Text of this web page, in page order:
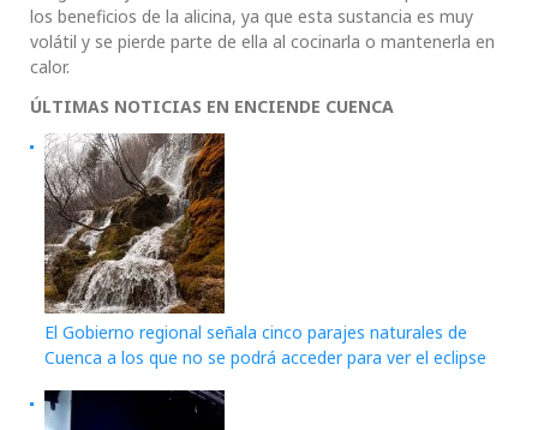
los beneficios de la alicina, ya que esta sustancia es muy
volátil y se pierde parte de ella al cocinarla o mantenerla en
calor.
ÚLTIMAS NOTICIAS EN ENCIENDE CUENCA
El Gobierno regional señala cinco parajes naturales de
Cuenca a los que no se podrá acceder para ver el eclipse